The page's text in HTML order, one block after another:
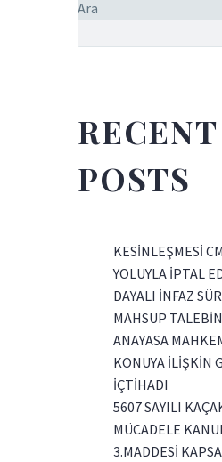
Ara
RECENT
POSTS
KESİNLEŞMESİ
YOLUYLA İPTAL
DAYALI İNFAZ
MAHSUP
ANAYASA
KONUYA İLİŞKİN
İÇTİHADI
5607 SAYILI
MÜCADELE
3.MADDESİ